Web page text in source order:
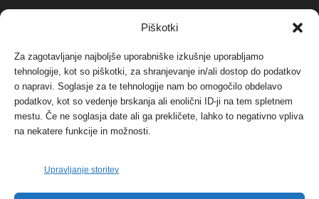
Piškotki
Za zagotavljanje najboljše uporabniške izkušnje uporabljamo
tehnologije, kot so piškotki, za shranjevanje in/ali dostop do podatkov
o napravi. Soglasje za te tehnologije nam bo omogočilo obdelavo
podatkov, kot so vedenje brskanja ali enolični ID-ji na tem spletnem
mestu. Če ne soglasja date ali ga prekličete, lahko to negativno vpliva
na nekatere funkcije in možnosti.
Upravljanje storitev
NAJBOLJ KOMENTIRANO
Protest proti vetrnim elektrarnam na Ojstrici, v
svetu pa vedno bolj...
Dogodki 12. maja, 2017
Tožilstvo v Celovcu v korist elektrarnam
Verbund
FOTO: Razstava cvetličarskega mojstra Andreja